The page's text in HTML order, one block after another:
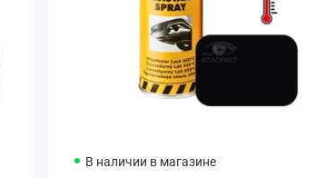
В наличии в магазине